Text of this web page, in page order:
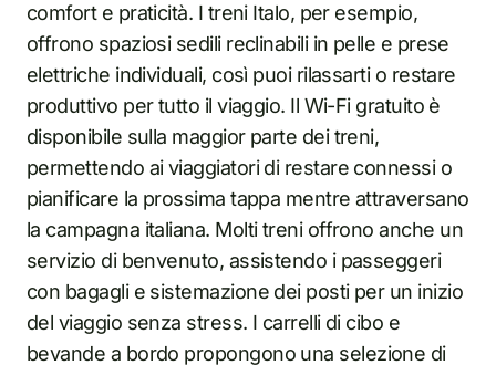
comfort e praticità. I treni Italo, per esempio,
offrono spaziosi sedili reclinabili in pelle e prese
elettriche individuali, così puoi rilassarti o restare
produttivo per tutto il viaggio. Il Wi-Fi gratuito è
disponibile sulla maggior parte dei treni,
permettendo ai viaggiatori di restare connessi o
pianificare la prossima tappa mentre attraversano
la campagna italiana. Molti treni offrono anche un
servizio di benvenuto, assistendo i passeggeri
con bagagli e sistemazione dei posti per un inizio
del viaggio senza stress. I carrelli di cibo e
bevande a bordo propongono una selezione di